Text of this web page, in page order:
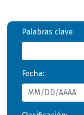
Palabras clave
Fecha: